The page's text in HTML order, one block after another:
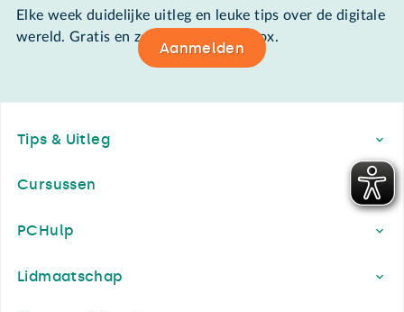
Elke week duidelijke uitleg en leuke tips over de digitale
wereld. Gratis en zomaar in de mailbox.
Aanmelden
Tips & Uitleg
Cursussen
PCHulp
Lidmaatschap